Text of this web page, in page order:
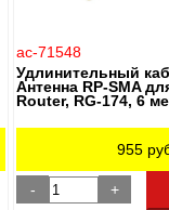
ac-71548
Удлинительный
Антенна RP-SMA
Router, RG-174, 6
955
- +